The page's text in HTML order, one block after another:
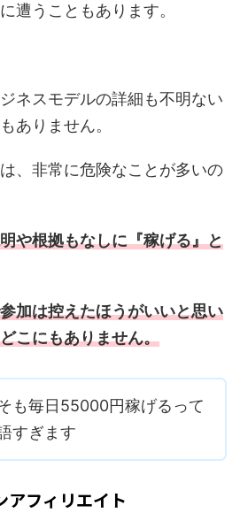
遭うこともあります。
ネスモデルの詳細も不明ない
ありません。
、非常に危険なことが多いの
や根拠もなしに『稼げる』と
加は控えたほうがいいと思い
こにもありません。
も毎日55000円稼げるって
すぎます
アフィリエイト